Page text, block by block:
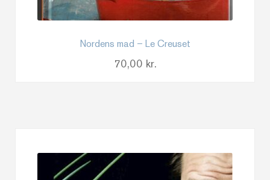
Nordens mad – Le Creuset
70,00 kr.